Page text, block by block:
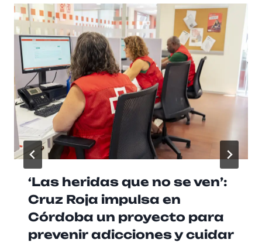
‘Las heridas que no se ven’:
Cruz Roja impulsa en
Córdoba un proyecto para
prevenir adicciones y cuidar